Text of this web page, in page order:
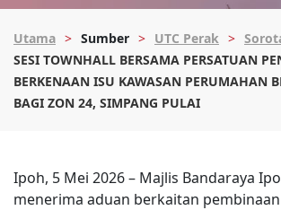
Utama Sumber UTC Perak
SESI TOWNHALL BERSAMA PERSATUAN
BERKENAAN ISU KAWASAN PERUMAHAN
BAGI ZON 24, SIMPANG PULAI
Ipoh, 5 Mei 2026 – Majlis Bandaraya
menerima aduan berkaitan